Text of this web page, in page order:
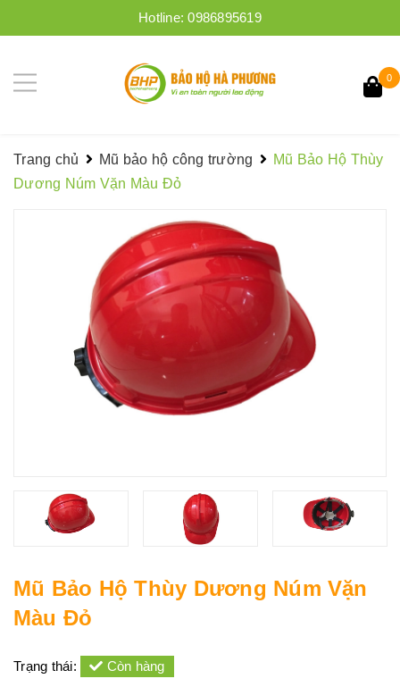
Hotline:0986895619
0
Trang chủ Mũ bảo hộ công trường
Mũ Bảo Hộ Thùy
Dương Núm Vặn Màu Đỏ
Mũ Bảo Hộ Thùy Dương Núm Vặn
Màu Đỏ
Trạng thái: Còn hàng